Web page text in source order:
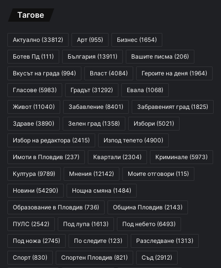
Тагове
Актуално (33812) Арт (955) Бизнес (1654)
Ботев Пд (111) България (13911) Вашите писма (206)
Вкусът на града (994) Власт (4084) Героите на деня (1964)
Гласове (5983) Градът (31292) Евала (1068)
Живот (11040) Забавление (8401) Забравеният град (1825)
Здраве (3890) Зелен град (1358) Избори (5021)
Избор на редактора (2415) Изпод тепето (4900)
Имоти в Пловдив (237) Квартали (2304) Криминале (5973)
Култура (9789) Мнения (12142) Моите отговори (115)
Новини (54290) Нощна смяна (1484)
Образование в Пловдив (736) Община Пловдив (2143)
ПУЛС (2542) Под лупа (1613) Под небето (6493)
Под ножа (2745) По следите (123) Разследване (1313)
Спорт (830) Спортен Пловдив (821) Съд (2912)